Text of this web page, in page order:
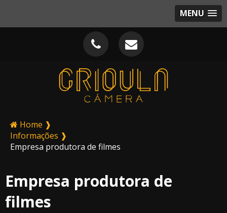
MENU
Home ❱
Informações ❱
Empresa produtora de filmes
Empresa produtora de
filmes